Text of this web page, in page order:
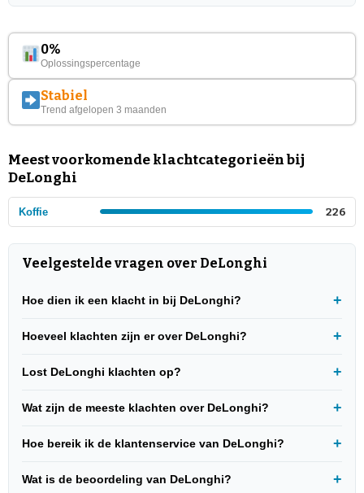
0%
Oplossingspercentage
Stabiel
Trend afgelopen 3 maanden
Meest voorkomende klachtcategorieën bij
DeLonghi
Koffie 226
Veelgestelde vragen over DeLonghi
Hoe dien ik een klacht in bij DeLonghi?
Hoeveel klachten zijn er over DeLonghi?
Lost DeLonghi klachten op?
Wat zijn de meeste klachten over DeLonghi?
Hoe bereik ik de klantenservice van DeLonghi?
Wat is de beoordeling van DeLonghi?